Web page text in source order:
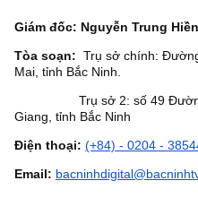
Giám đốc: Nguyễn Trung Hiền
Tòa soạn: Trụ sở chính:
Mai, tỉnh Bắc Ninh.
Trụ sở 2: số 49 Đường
Giang, tỉnh Bắc Ninh
Điện thoại: (+84) - 0204 -
Email: